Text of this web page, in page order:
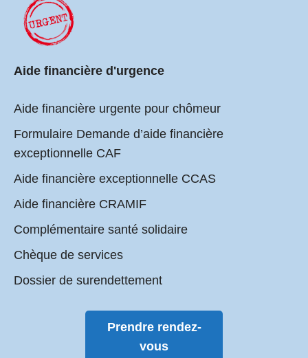
Aide financière d'urgence
Aide financière urgente pour chômeur
Formulaire Demande d’aide financière
exceptionnelle CAF
Aide financière exceptionnelle CCAS
Aide financière CRAMIF
Complémentaire santé solidaire
Chèque de services
Dossier de surendettement
Prendre rendez-
vous